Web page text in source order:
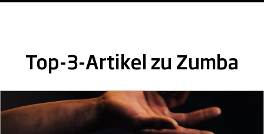
Top-3-Artikel zu Zumba